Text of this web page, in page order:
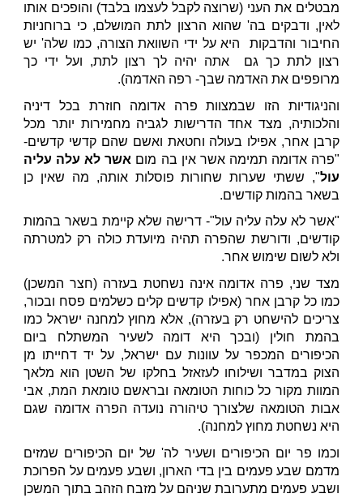
מבטלים את העני (שרוצה לקבל לעצמו בלבד) והופכים אותו
לאין, ודבקים בה' שהוא הרצון לתת המושלם, כי ברוחניות
החיבור והדבקות היא על ידי השוואת הצורה, כמו שלה' יש
רצון לתת כך גם אתה יהיה לך רצון לתת, ועל ידי כך
מרופפים את האדמה שבך- רפה האדמה).
והניגודיות הזו שבמצוות פרה אדומה חוזרת בכל דיניה
והלכותיה, מצד אחד הדרישות לגביה מחמירות יותר מכל
קרבן אחר, אפילו בעולה וחטאת ואשם שהם קדשי קדשים-
"פרה אדומה תמימה אשר אין בה מום אשר לא עלה עליה
עול", ששתי שערות שחורות פוסלות אותה, מה שאין כן
בשאר בהמות קודשים.
"אשר לא עלה עליה עול"- דרישה שלא קיימת בשאר בהמות
קודשים, ודורשת שהפרה תהיה מיועדת כולה רק למטרתה
ולא לשום שימוש אחר.
מצד שני, פרה אדומה אינה נשחטת בעזרה (חצר המשכן)
כמו כל קרבן אחר (אפילו קדשים קלים כשלמים פסח ובכור,
צריכים להישחט רק בעזרה), אלא מחוץ למחנה ישראל כמו
בהמת חולין (ובכך היא דומה לשעיר המשתלח ביום
הכיפורים המכפר על עוונות עם ישראל, על יד דחייתו מן
הצוק במדבר ושילוחו לעזאזל בחלקו של השטן הוא מלאך
המוות מקור כל כוחות הטומאה ובראשם טומאת המת, אבי
אבות הטומאה שלצורך טיהורה נועדה הפרה אדומה שגם
היא נשחטת מחוץ למחנה).
וכמו פר יום הכיפורים ושעיר לה' של יום הכיפורים שמזים
מדמם שבע פעמים בין בדי הארון, ושבע פעמים על הפרוכת
ושבע פעמים מתערובת שניהם על מזבח הזהב בתוך המשכן